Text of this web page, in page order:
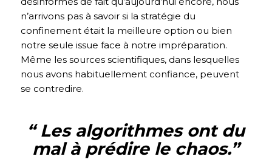
n’arrivons pas à savoir si la stratégie du
confinement était la meilleure option ou bien
notre seule issue face à notre impréparation.
Même les sources scientifiques, dans lesquelles
nous avons habituellement confiance, peuvent
se contredire.
“ Les algorithmes ont du
mal à prédire le chaos.”